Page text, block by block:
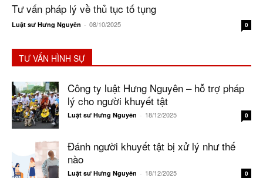
Tư vấn pháp lý về thủ tục tố tụng
Luật sư Hưng Nguyên - 08/10/2025 0
TƯ VẤN HÌNH SỰ
Công ty luật Hưng Nguyên – hỗ trợ pháp
lý cho người khuyết tật
Luật sư Hưng Nguyên - 18/12/2025 0
Đánh người khuyết tật bị xử lý như thế
nào
Luật sư Hưng Nguyên - 18/12/2025 0